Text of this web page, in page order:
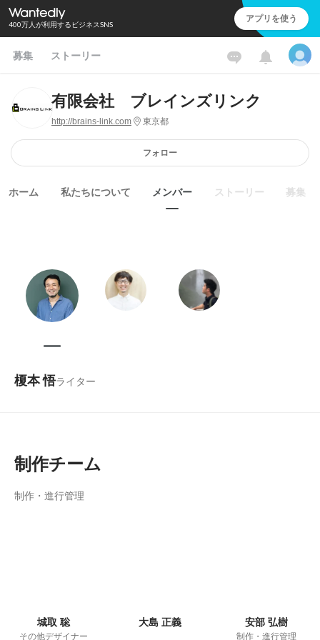
400万人が利用するビジネスSNS アプリを使う
募集 ストーリー
有限会社 ブレインズリンク
http://brains-link.com 東京都
フォロー
ホーム 私たちについて メンバー ストーリー 募集
榎本 悟ライター
制作チーム
制作・進行管理
城取 聡
その他デザイナー
大島 正義 安部 弘樹
制作・進行管理